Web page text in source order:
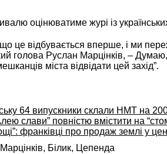
оцінюватиме журі із
це відбувається вперше, і ми
голова Руслан Марцінків, –
міста відвідати цей захід”.
64 випускники склали НМТ на
слави” повністю вмістити на
франківці про продаж землі у
Білик, Цепенда